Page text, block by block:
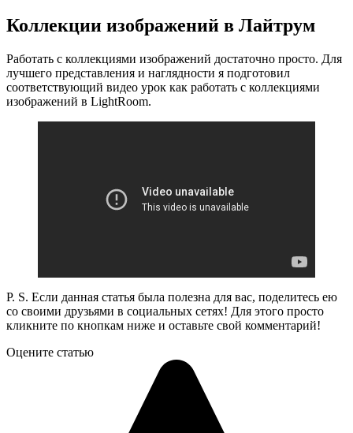
Коллекции изображений в Лайтрум
Работать с коллекциями изображений достаточно просто. Для
лучшего представления и наглядности я подготовил
соответствующий видео урок как работать с коллекциями
изображений в LightRoom.
P. S. Если данная статья была полезна для вас, поделитесь ею
со своими друзьями в социальных сетях! Для этого просто
кликните по кнопкам ниже и оставьте свой комментарий!
Оцените статью